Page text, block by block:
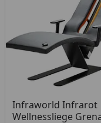
Infraworld Infrarot
Wellnessliege